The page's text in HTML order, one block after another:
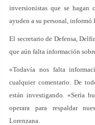
inversionistas que se hagan
ayuden a su personal,
El secretario de Defensa,
que aún falta información
«Todavía nos falta
cualquier comentario. De
están investigando. «Sería
operara para respaldar
Lorenzana.